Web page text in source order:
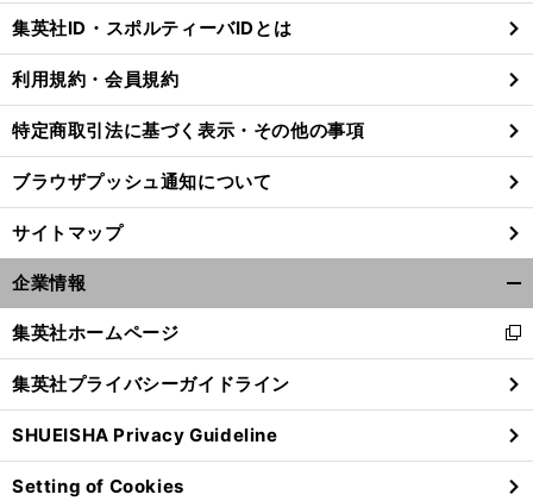
前
る
集英社ID・スポルティーバIDとは
利用規約・会員規約
特定商取引法に基づく表示・その他の事項
ブラウザプッシュ通知について
サイトマップ
企業情報
閉
る
集英社ホームページ
新
し
い
ウ
ィ
ン
ド
集英社プライバシーガイドライン
SHUEISHA Privacy Guideline
Setting of Cookies